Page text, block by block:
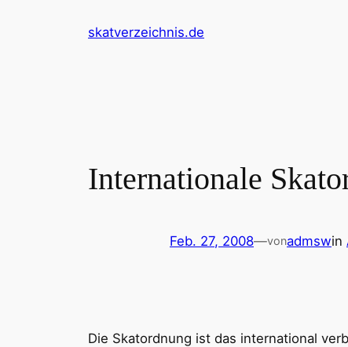
skatverzeichnis.de
Internationale
Feb. 27, 2008—vonadmswin
Die Skatordnung ist das international